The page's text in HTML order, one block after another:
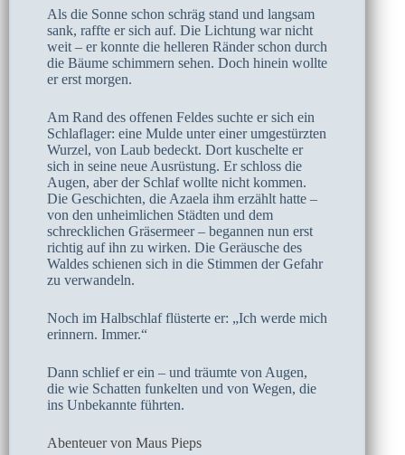
Als die Sonne schon schräg stand und langsam
sank, raffte er sich auf. Die Lichtung war nicht
weit – er konnte die helleren Ränder schon durch
die Bäume schimmern sehen. Doch hinein wollte
er erst morgen.
Am Rand des offenen Feldes suchte er sich ein
Schlaflager: eine Mulde unter einer umgestürzten
Wurzel, von Laub bedeckt. Dort kuschelte er
sich in seine neue Ausrüstung. Er schloss die
Augen, aber der Schlaf wollte nicht kommen.
Die Geschichten, die Azaela ihm erzählt hatte –
von den unheimlichen Städten und dem
schrecklichen Gräsermeer – begannen nun erst
richtig auf ihn zu wirken. Die Geräusche des
Waldes schienen sich in die Stimmen der Gefahr
zu verwandeln.
Noch im Halbschlaf flüsterte er: „Ich werde mich
erinnern. Immer.“
Dann schlief er ein – und träumte von Augen,
die wie Schatten funkelten und von Wegen, die
ins Unbekannte führten.
Abenteuer von Maus Pieps